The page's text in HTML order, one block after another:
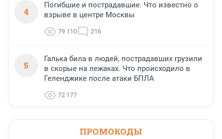
4
Погибшие и пострадавшие. Что известно о
взрыве в центре Москвы
79 110 216
5
Галька била в людей, пострадавших грузили
в скорые на лежаках. Что происходило в
Геленджике после атаки БПЛА
72 177
ПРОМОКОДЫ